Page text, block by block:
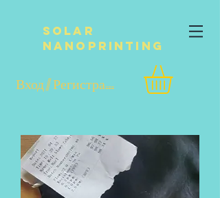
Solar
NanoPrinting
Вход / Регистрация